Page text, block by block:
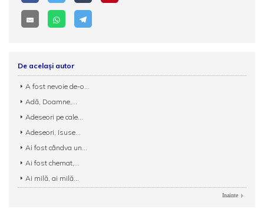
De același autor
A fost nevoie de-o...
Adă, Doamne,...
Adeseori pe cale...
Adeseori, Isuse...
Ai fost cândva un...
Ai fost chemat,...
Ai milă, ai milă...
Inainte